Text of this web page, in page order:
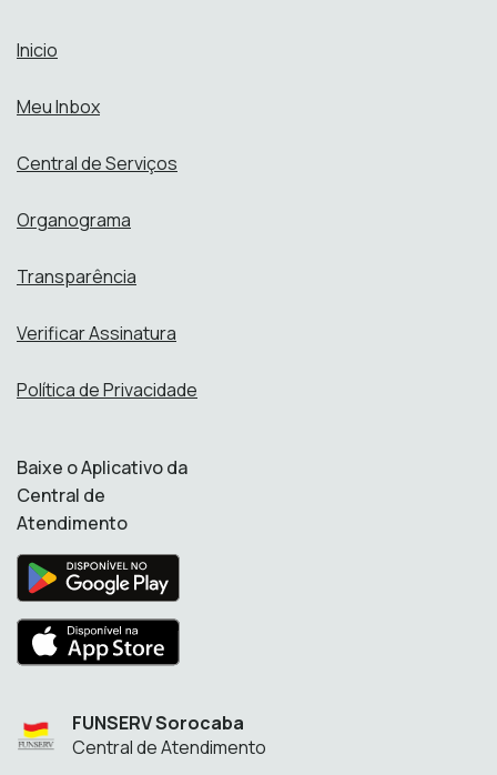
Inicio
Meu Inbox
Central de Serviços
Organograma
Transparência
Verificar Assinatura
Política de Privacidade
Baixe o Aplicativo da
Central de
Atendimento
FUNSERV Sorocaba
Central de Atendimento